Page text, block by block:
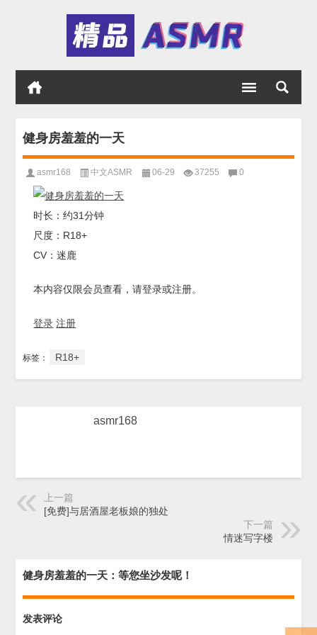
健身房羞羞的一天
asmr168 中文ASMR 06-29 37255 0
时长：约31分钟
尺度：R18+
CV：迷鹿
本内容仅限会员查看，请登录或注册。
登录 注册
标签： R18+
asmr168
上一篇
[免费]与居酒屋老板娘的独处
下一篇
情迷写字楼
健身房羞羞的一天：等您坐沙发呢！
发表评论